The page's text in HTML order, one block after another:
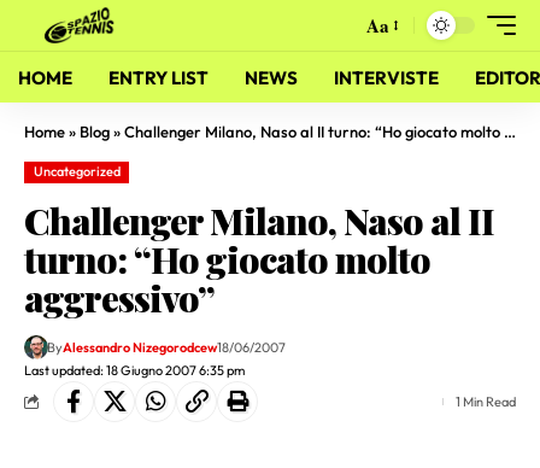
Aa
HOME ENTRY LIST NEWS INTERVISTE
Home» Blog»Challenger Milano, Naso al II turno: “Ho giocato molto aggressivo”
Uncategorized
Challenger Milano, Naso al II
turno: “Ho giocato molto
aggressivo”
Last updated: 18 Giugno 2007 6:35 pm
ByAlessandro Nizegorodcew18/06/2007
1 Min Read